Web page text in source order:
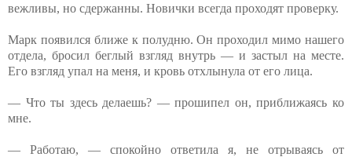
вежливы, но сдержанны. Новички всегда проходят проверку.
Марк появился ближе к полудню. Он проходил мимо нашего
отдела, бросил беглый взгляд внутрь — и застыл на месте.
Его взгляд упал на меня, и кровь отхлынула от его лица.
— Что ты здесь делаешь? — прошипел он, приближаясь ко
мне.
— Работаю, — спокойно ответила я, не отрываясь от